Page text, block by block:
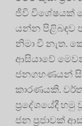
ජීවි විශේෂයක්
යන්න පිළිබඳව
නිමා වී නැත.
ආසියාවේ
ජනගහණයන්
කාරණයකි.
ප‍්‍රදේශයේදී
ජන ප‍්‍රජාවක්